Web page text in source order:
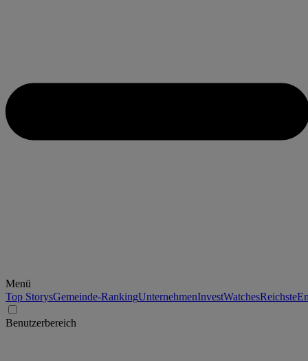
Menü
Top StorysGemeinde-RankingUnternehmenInvestWatchesReichste
Benutzerbereich